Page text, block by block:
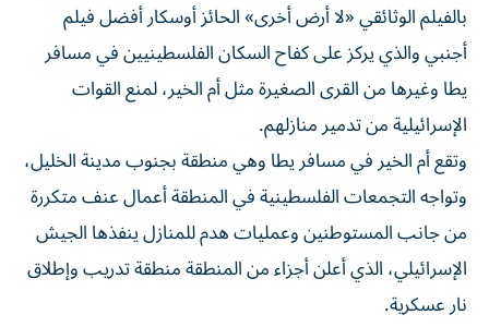
بالفيلم الوثائقي «لا أرض أخرى» الحائز أوسكار أفضل فيلم
أجنبي والذي يركز على كفاح السكان الفلسطينيين في مسافر
يطا وغيرها من القرى الصغيرة مثل أم الخير، لمنع القوات
الإسرائيلية من تدمير منازلهم.
وتقع أم الخير في مسافر يطا وهي منطقة بجنوب مدينة الخليل،
وتواجه التجمعات الفلسطينية في المنطقة أعمال عنف متكررة
من جانب المستوطنين وعمليات هدم للمنازل ينفذها الجيش
الإسرائيلي، الذي أعلن أجزاء من المنطقة منطقة تدريب وإطلاق
نار عسكرية.